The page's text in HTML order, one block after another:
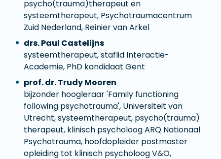
psycho(trauma)therapeut en
systeemtherapeut, Psychotraumacentrum
Zuid Nederland, Reinier van Arkel
drs. Paul Castelijns
systeemtherapeut, staflid Interactie-
Academie, PhD kandidaat Gent
prof. dr. Trudy Mooren
bijzonder hoogleraar 'Family functioning
following psychotrauma', Universiteit van
Utrecht, systeemtherapeut, psycho(trauma)
therapeut, klinisch psycholoog ARQ Nationaal
Psychotrauma, hoofdopleider postmaster
opleiding tot klinisch psycholoog V&O,